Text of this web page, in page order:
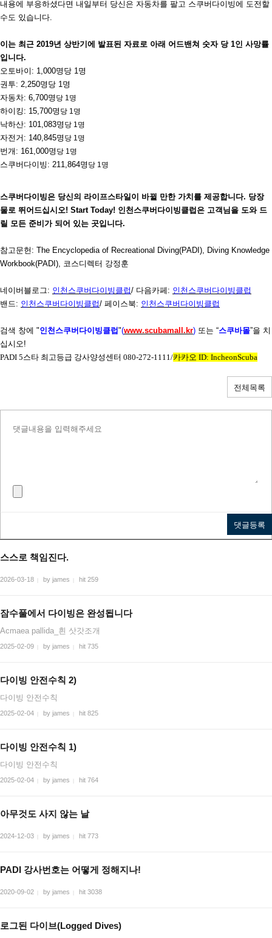
내용에 부응하셨다면 내일부터 당신은 자동차를 팔고 스쿠버다이빙에 도전할
수도 있습니다.
이는 최근 2019년 상반기에 발표된 자료로 아래 어드밴쳐 숫자 당 1인 사망률
입니다.
오토바이: 1,000명당 1명
권투: 2,250명당 1명
자동차: 6,700명 당 1명
하이킹: 15,700명 당 1명
낙하산: 101,083명 당 1명
자전거: 140,845명 당 1명
번개: 161,000명 당 1명
스쿠버다이빙: 211,864명 당 1명
스쿠버다이빙은 당신의 라이프스타일이 바뀔 만한 가치를 제공합니다. 당장
물로 뛰어드십시오! Start Today! 인천스쿠버다이빙클럽은 고객님을 도와 드
릴 모든 준비가 되어 있는 곳입니다.
참고문헌 : The Encyclopedia of Recreational Diving(PADI), Diving Knowledge
Workbook(PADI), 코스디렉터 강정훈
네이버블로그: 인천스쿠버다이빙클럽/ 다음카페 : 인천스쿠버다이빙클럽
밴드: 인천스쿠버다이빙클럽/ 페이스북: 인천스쿠버다이빙클럽
검색 창에 "인천스쿠버다이빙클럽 "(www.scubamall.kr) 또는 “스쿠바몰”을 치
십시오!
PADI 5스타 최고등급 강사양성센터 080-272-1111/카카오 ID: IncheonScuba
전체목록
스스로 책임진다.
2026-03-18 by james hit 259
잠수풀에서 다이빙은 완성됩니다
Acmaea pallida_흰 삿갓조개
2025-02-09 by james hit 735
다이빙 안전수칙 2)
다이빙 안전수칙
2025-02-04 by james hit 825
다이빙 안전수칙 1)
다이빙 안전수칙
2025-02-04 by james hit 764
아무것도 사지 않는 날
2024-12-03 by james hit 773
PADI 강사번호는 어떻게 정해지나!
2020-09-02 by james hit 3038
로그된 다이브(Logged Dives)